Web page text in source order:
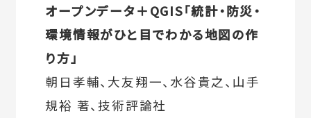
オープンデータ＋QGIS「統計・防災・
環境情報がひと目でわかる地図の作
り方」
朝日孝輔、大友翔一、水谷貴之、山手
規裕 著、技術評論社